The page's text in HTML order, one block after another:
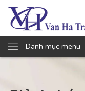
Danh mục menu